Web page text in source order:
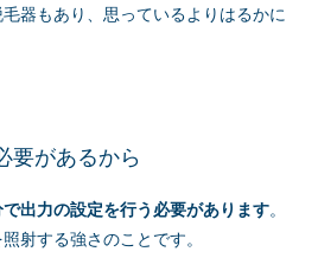
器もあり、思っているよりはるかに
要があるから
で出力の設定を行う必要があります。
射する強さのことです。